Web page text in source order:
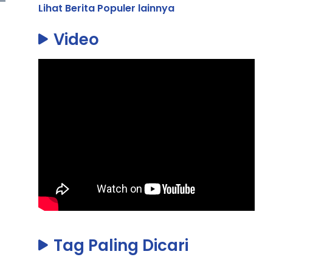
Lihat Berita Populer lainnya
Video
Tag Paling Dicari